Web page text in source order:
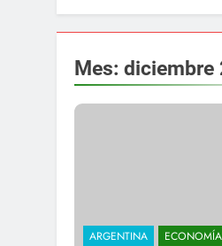
Mes: diciembre
ARGENTINA ECONOMÍA